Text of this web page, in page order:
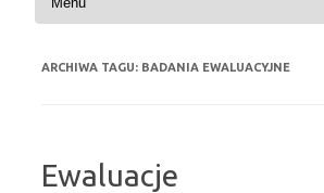
ARCHIWA TAGU: BADANIA EWALUACYJNE
Ewaluacje